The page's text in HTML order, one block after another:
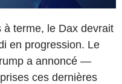
à terme, le Dax devrait
en progression. Le
a annoncé —
ces dernières